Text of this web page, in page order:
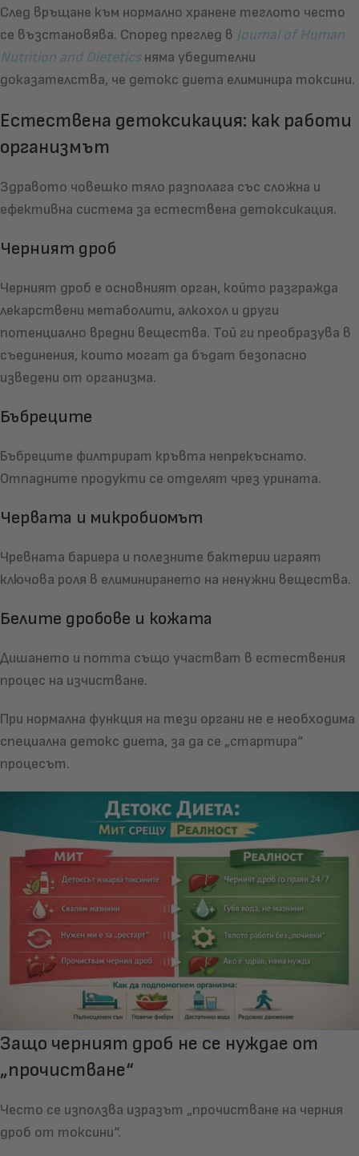
След връщане към нормално хранене теглото често
се възстановява. Според преглед в Journal of Human
Nutrition and Dieteticsняма убедителни
доказателства, че детокс диета елиминира токсини.
Естествена детоксикация: как работи
организмът
Здравото човешко тяло разполага със сложна и
ефективна система за естествена детоксикация.
Черният дроб
Черният дроб е основният орган, който разгражда
лекарствени метаболити, алкохол и други
потенциално вредни вещества. Той ги преобразува в
съединения, които могат да бъдат безопасно
изведени от организма.
Бъбреците
Бъбреците филтрират кръвта непрекъснато.
Отпадните продукти се отделят чрез урината.
Червата и микробиомът
Чревната бариера и полезните бактерии играят
ключова роля в елиминирането на ненужни вещества.
Белите дробове и кожата
Дишането и потта също участват в естествения
процес на изчистване.
При нормална функция на тези органи не е необходима
специална детокс диета, за да се „стартира“
процесът.
Защо черният дроб не се нуждае от
„прочистване“
Често се използва изразът „прочистване на черния
дроб от токсини“.